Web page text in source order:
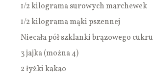
1/2 kilograma surowych marchewek
1/2 kilograma mąki pszennej
Niecała pół szklanki brązowego cukru
3 jajka (można 4)
2 łyżki kakao